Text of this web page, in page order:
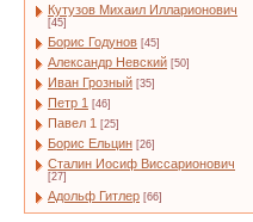
Кутузов Михаил Илларионович
[45]
Борис Годунов [45]
Александр Невский [50]
Иван Грозный [35]
Петр 1 [46]
Павел 1 [25]
Борис Ельцин [26]
Сталин Иосиф Виссарионович
[27]
Адольф Гитлер [66]